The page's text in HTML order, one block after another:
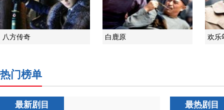
八方传奇 白鹿原 欢乐
热门榜单
最新剧目 最热剧目